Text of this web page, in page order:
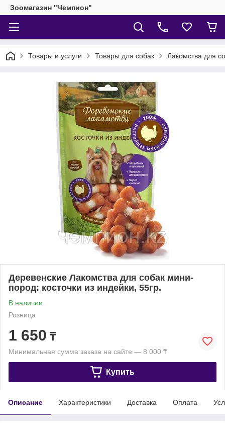
Зоомагазин "Чемпион"
Товары и услуги Товары для собак Лакомства для
Деревенские Лакомства для собак мини-
пород: косточки из индейки, 55гр.
В наличии
Розница
1 650 ₸
Минимальная сумма заказа на сайте — 8 000 ₸
Купить
Описание Характеристики Доставка Оплата